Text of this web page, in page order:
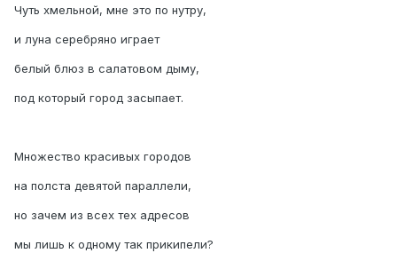
Чуть хмельной, мне это по нутру,
и луна серебряно играет
белый блюз в салатовом дыму,
под который город засыпает.
Множество красивых городов
на полста девятой параллели,
но зачем из всех тех адресов
мы лишь к одному так прикипели?